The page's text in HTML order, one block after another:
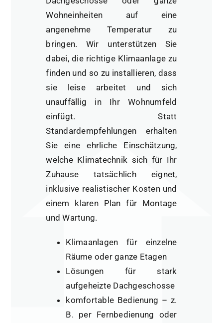
Wohneinheiten auf eine
angenehme Temperatur zu
bringen. Wir unterstützen Sie
dabei, die richtige Klimaanlage zu
finden und so zu installieren, dass
sie leise arbeitet und sich
unauffällig in Ihr Wohnumfeld
einfügt. Statt
Standardempfehlungen erhalten
Sie eine ehrliche Einschätzung,
welche Klimatechnik sich für Ihr
Zuhause tatsächlich eignet,
inklusive realistischer Kosten und
einem klaren Plan für Montage
und Wartung.
Klimaanlagen für einzelne
Räume oder ganze Etagen
Lösungen für stark
aufgeheizte Dachgeschosse
komfortable Bedienung – z.
B. per Fernbedienung oder